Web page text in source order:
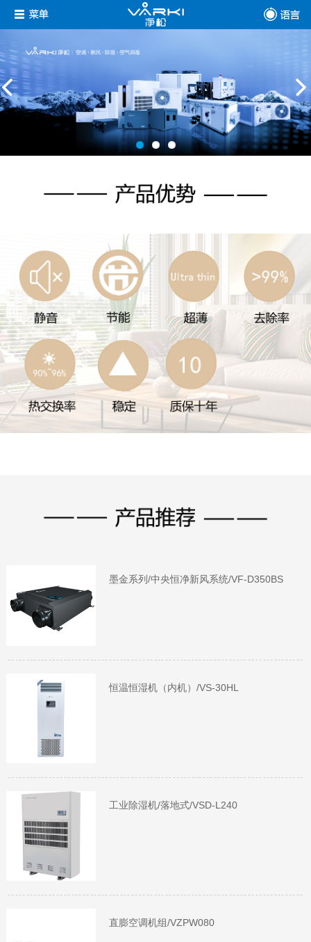
墨金系列/中央恒净新风系统/VF-D350BS
恒温恒湿机（内机）/VS-30HL
工业除湿机/落地式/VSD-L240
直膨空调机组/VZPW080